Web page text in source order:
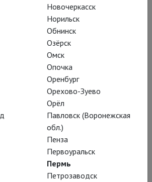
Новочеркасск
Норильск
Обнинск
Озёрск
Омск
Опочка
Оренбург
Орехово-Зуево
Орёл
Павловск (Воронежская
обл.)
Пенза
Первоуральск
Пермь
Петрозаводск